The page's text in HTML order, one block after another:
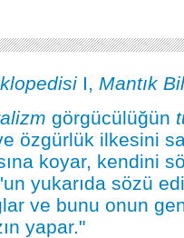
I, Mantık
görgücülüğün
özgürlük ilkesini
koyar, kendini
yukarıda sözü
ve bunu onun
yapar."